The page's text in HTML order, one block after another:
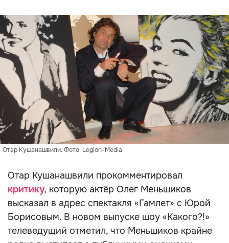
Отар Кушанашвили. Фото: Legion-Media
Отар Кушанашвили прокомментировал
критику, которую актёр Олег Меньшиков
высказал в адрес спектакля «Гамлет» с Юрой
Борисовым. В новом выпуске шоу «Какого?!»
телеведущий отметил, что Меньшиков крайне